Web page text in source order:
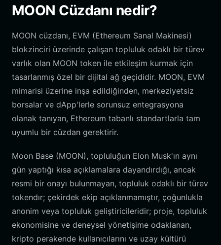
MOON Cüzdanı nedir?
MOON cüzdanı, EVM (Ethereum Sanal Makinesi)
blokzinciri üzerinde çalışan topluluk odaklı bir türev
varlık olan MOON token ile etkileşim kurmak için
tasarlanmış özel bir dijital ağ geçididir. MOON, EVM
mimarisi üzerine inşa edildiğinden, merkeziyetsiz
borsalar ve dApp'lerle sorunsuz entegrasyona
olanak tanıyan, Ethereum tabanlı standartlarla tam
uyumlu bir cüzdan gerektirir.
Moon Base (MOON), topluluğun Elon Musk'ın aynı
gün yaptığı kısa açıklamalara dayandırdığı, ancak
resmi bir onayı bulunmayan, topluluk odaklı bir türev
tokendır; çekirdek ekip açıklanmamıştır, çoğunlukla
anonim veya topluluk geliştiricileridir; proje, topluluk
ekonomisine ve deneysel yönetişime odaklanan,
kripto perakende kullanıcılarını ve uzay kültürü